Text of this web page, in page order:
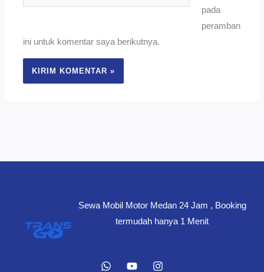
Web
pada
peramban
ini untuk komentar saya berikutnya.
Sewa Mobil Motor Medan 24 Jam , Booking
termudah hanya 1 Menit